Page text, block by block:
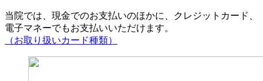
当院では、現金でのお支払いのほかに、クレジットカード、
電子マネーでもお支払いいただけます。
（お取り扱いカード種類）